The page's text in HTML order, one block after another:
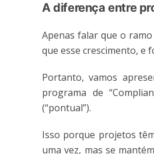
A diferença entre
Apenas falar que o
que esse crescimento, e
Portanto, vamos
programa de
(“pontual”).
Isso porque projetos
uma vez, mas se